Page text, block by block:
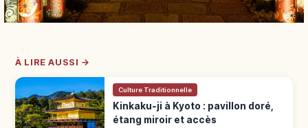
À LIRE AUSSI →
Culture Traditionnelle
Kinkaku-ji à Kyoto : pavillon doré,
étang miroir et accès